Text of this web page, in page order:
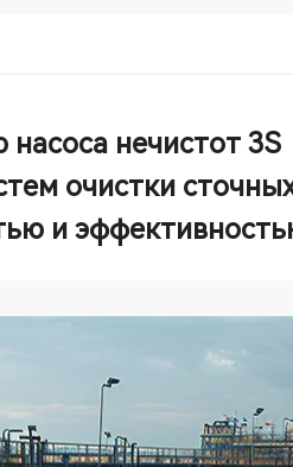
нечистот 3S
очистки
и